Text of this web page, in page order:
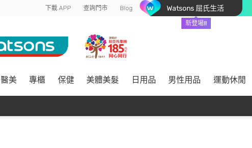
下載 APP 查詢門市 Blog Watsons 屈氏生活
新登場!!
醫美 專櫃 保健 美體美髮 日用品 男性用品 運動休閒